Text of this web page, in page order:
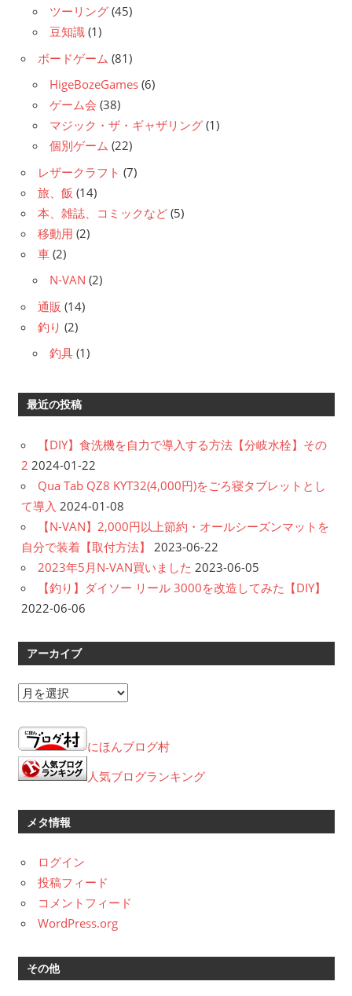
ツーリング (45)
豆知識 (1)
ボードゲーム (81)
HigeBozeGames (6)
ゲーム会 (38)
マジック・ザ・ギャザリング (1)
個別ゲーム (22)
レザークラフト (7)
旅、飯 (14)
本、雑誌、コミックなど (5)
移動用 (2)
車 (2)
N-VAN (2)
通販 (14)
釣り (2)
釣具 (1)
最近の投稿
【DIY】食洗機を自力で導入する方法【分岐水栓】その
2 2024-01-22
Qua Tab QZ8 KYT32(4,000円)をごろ寝タブレットとし
て導入 2024-01-08
【N-VAN】2,000円以上節約・オールシーズンマットを
自分で装着【取付方法】
2023-06-22
2023年5月N-VAN買いました 2023-06-05
【釣り】ダイソー リール 3000を改造してみた【DIY】
2022-06-06
アーカイブ
ア
カ
イ
ブ
にほんブログ村
人気ブログランキング
メタ情報
ログイン
投稿フィード
コメントフィード
WordPress.org
その他